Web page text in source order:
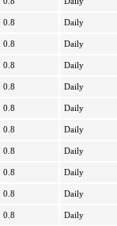
0.8 Daily
0.8 Daily
0.8 Daily
0.8 Daily
0.8 Daily
0.8 Daily
0.8 Daily
0.8 Daily
0.8 Daily
0.8 Daily